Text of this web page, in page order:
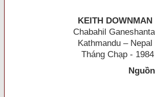
KEITH DOWNMAN
Chabahil
Kathmandu – Nepal
Tháng Chạp - 1984